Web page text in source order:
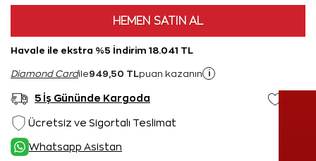
HEMEN SATIN AL
Havale ile ekstra %5 İndirim 18.041 TL
Diamond Cardile949,50 TL puan kazanın i
5 İş Gününde Kargoda
Ücretsiz ve Sigortalı Teslimat
Whatsapp Asistan